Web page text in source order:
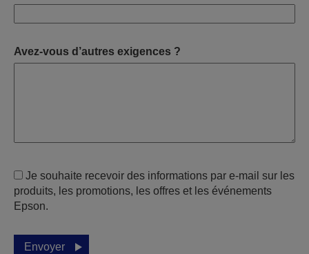
Avez-vous d’autres exigences ?
Je souhaite recevoir des informations par e-mail sur les
produits, les promotions, les offres et les événements
Epson.
Envoyer